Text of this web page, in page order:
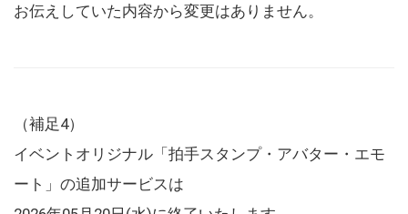
お伝えしていた内容から変更はありません。
（補足4）
イベントオリジナル「拍手スタンプ・アバター・エモ
ート」の追加サービスは